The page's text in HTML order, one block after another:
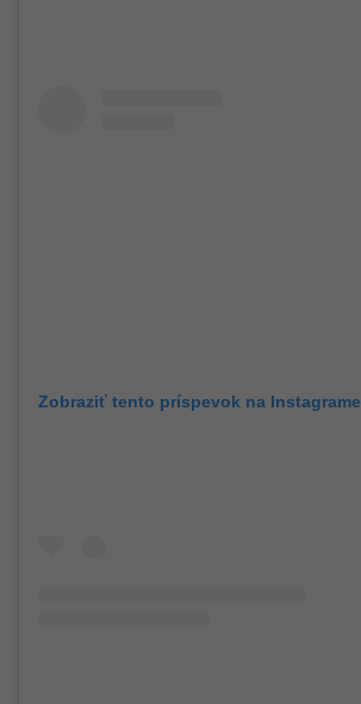
Zobraziť tento príspevok na Instagrame